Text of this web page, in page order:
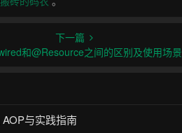
下一篇
和@Resource之间的区别及使用场景
AOP与实践指南